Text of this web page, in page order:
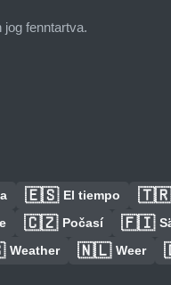
fenntartva.
🇪🇸 El tiempo 🇹🇷
🇨🇿 Počasí 🇫🇮
Weather 🇳🇱 Weer